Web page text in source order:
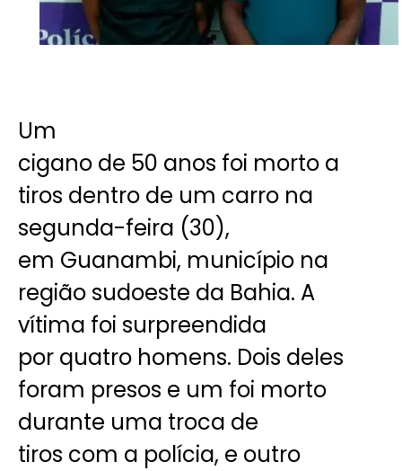
Um
cigano de 50 anos foi morto a
tiros dentro de um carro na
segunda-feira (30),
em Guanambi, município na
região sudoeste da Bahia. A
vítima foi surpreendida
por quatro homens. Dois deles
foram presos e um foi morto
durante uma troca de
tiros com a polícia, e outro